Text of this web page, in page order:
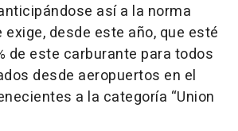
así a la norma
desde este año, que esté
de este carburante para todos
desde aeropuertos en el
a la categoría “Union